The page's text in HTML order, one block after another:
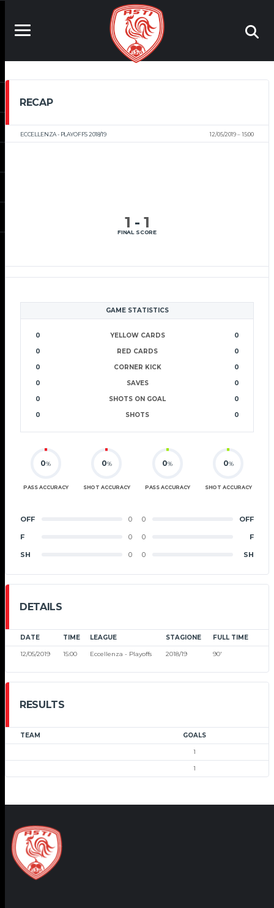
RECAP
ECCELLENZA - PLAYOFFS 2018/19 12/05/2019 15:00
1 - 1
FINAL SCORE
GAME STATISTICS
0 YELLOW CARDS
0
0
RED CARDS
0
0
CORNER KICK
0
0
SAVES
0
0
SHOTS ON GOAL
0
0
SHOTS 0
0%
PASS ACCURACY
0%
SHOT ACCURACY
OFF 0
F 0
SH 0
0%
PASS ACCURACY
0%
SHOT ACCURACY
0 OFF
0 F
0 SH
DETAILS
DATE TIME LEAGUE STAGIONE FULL TIME
12/05/2019 15:00 Eccellenza - Playoffs 2018/19 90'
RESULTS
TEAM GOALS
1
1